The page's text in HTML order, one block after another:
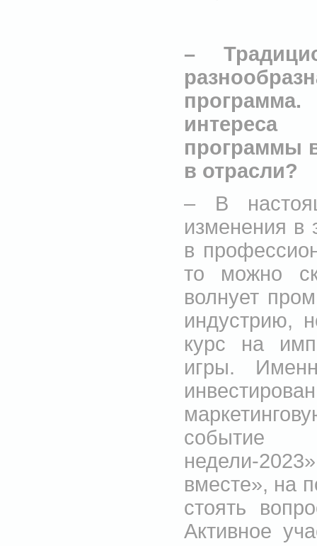
–
программы
в отрасли?
– В
изменения в
в
то можно
волнует
индустрию,
курс на
игры.
событие
недели-
вместе», на
стоять
Активное